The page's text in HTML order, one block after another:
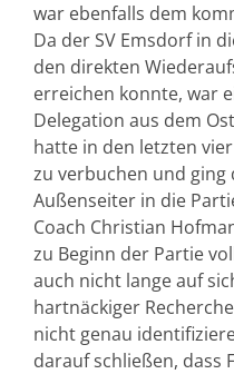
war ebenfalls dem
Da der SV Emsdorf in
den direkten
erreichen konnte, war
Delegation aus dem
hatte in den letzten
zu verbuchen und
Außenseiter in die
Coach Christian
zu Beginn der Partie
auch nicht lange auf
hartnäckiger
nicht genau
darauf schließen, dass